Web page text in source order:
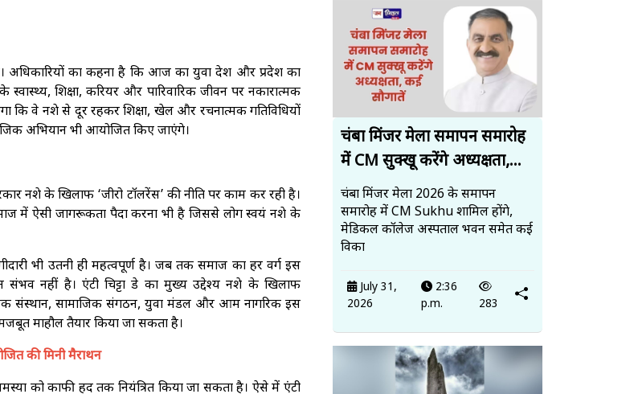
का कहना है कि आज का युवा देश और प्रदेश का
शिक्षा, करियर और पारिवारिक जीवन पर नकारात्मक
कि वे नशे से दूर रहकर शिक्षा, खेल और रचनात्मक गतिविधियों
अभियान भी आयोजित किए जाएंगे।
नशे के खिलाफ ‘जीरो टॉलरेंस’ की नीति पर काम कर रही है।
में ऐसी जागरूकता पैदा करना भी है जिससे लोग स्वयं नशे के
भी उतनी ही महत्वपूर्ण है। जब तक समाज का हर वर्ग इस
नहीं है। एंटी चिट्टा डे का मुख्य उद्देश्य नशे के खिलाफ
संस्थान, सामाजिक संगठन, युवा मंडल और आम नागरिक इस
माहौल तैयार किया जा सकता है।
की मिनी मैराथन
को काफी हद तक नियंत्रित किया जा सकता है। ऐसे में एंटी
चंबा मिंजर मेला समापन समारोह
में CM सुक्खू करेंगे अध्यक्षता,...
चंबा मिंजर मेला 2026 के समापन
समारोह में CM Sukhu शामिल होंगे,
मेडिकल कॉलेज अस्पताल भवन समेत कई
विका
July 31,
2026
2:36
p.m.
283